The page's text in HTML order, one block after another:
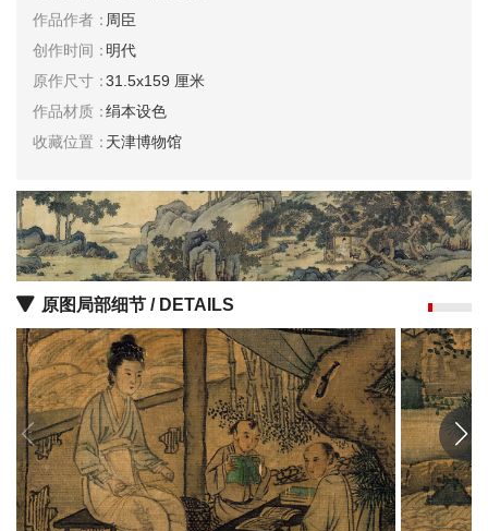
作品作者：周臣
创作时间：明代
原作尺寸：31.5x159 厘米
作品材质：绢本设色
收藏位置：天津博物馆
原图局部细节 / DETAILS
高
清
国
画
|
国
家
高
清
油
画
|
油
画
家
高
清